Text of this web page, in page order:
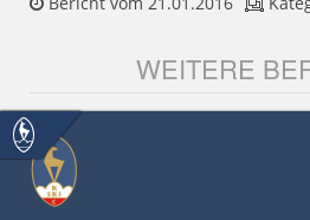
WEITERE